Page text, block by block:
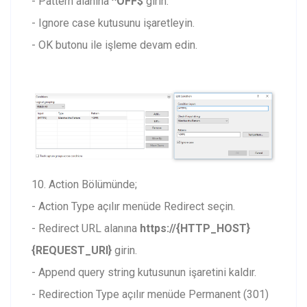
- Ignore case kutusunu işaretleyin.
- OK butonu ile işleme devam edin.
10. Action Bölümünde;
- Action Type açılır menüde Redirect seçin.
- Redirect URL alanına https://{HTTP_HOST}
{REQUEST_URI} girin.
- Append query string kutusunun işaretini kaldır.
- Redirection Type açılır menüde Permanent (301)